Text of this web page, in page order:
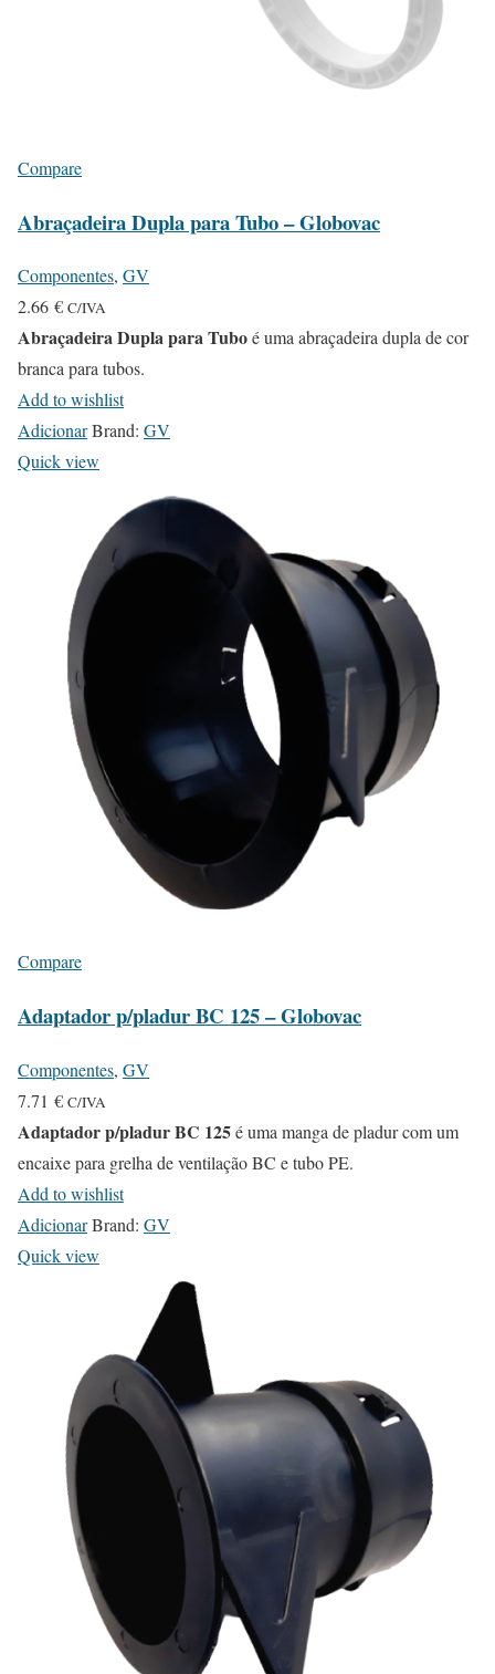
Compare
Abraçadeira Dupla para Tubo – Globovac
Componentes, GV
2.66 € C/IVA
Abraçadeira Dupla para Tuboé uma abraçadeira dupla de cor
branca para tubos.
Add to wishlist
AdicionarBrand: GV
Quick view
Compare
Adaptador p/pladur BC 125 – Globovac
Componentes, GV
7.71 € C/IVA
Adaptador p/pladur BC 125é uma manga de pladur com um
encaixe para grelha de ventilação BC e tubo PE.
Add to wishlist
AdicionarBrand: GV
Quick view